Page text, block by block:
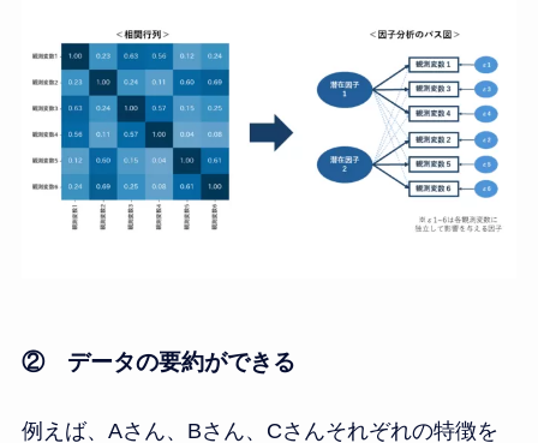
② データの要約ができる
例えば、Aさん、Bさん、Cさんそれぞれの特徴を